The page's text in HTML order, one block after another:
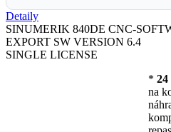
Detaily
SINUMERIK 840DE CNC-
EXPORT SW VERSION 6.4
SINGLE LICENSE
* 24
na